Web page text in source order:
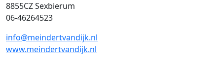
8855CZ Sexbierum
06-46264523
info@meindertvandijk.nl
www.meindertvandijk.nl